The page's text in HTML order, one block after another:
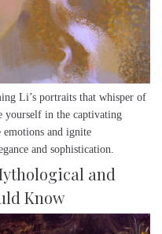
Li’s portraits that whisper of
yourself in the captivating
and ignite
and sophistication.
and
Know